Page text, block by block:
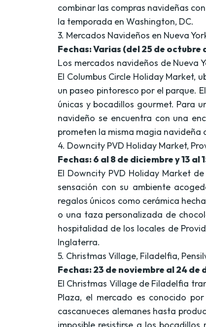
combinar las compras navideñas
la temporada en Washington, DC.
3. Mercados Navideños en Nueva
Fechas: Varias (del 25 de octubre
Los mercados navideños de Nueva
El Columbus Circle Holiday Market,
un paseo pintoresco por el parque.
únicas y bocadillos gourmet. Para
navideño se encuentra con una
prometen la misma magia navideña
4. Downcity PVD Holiday Market,
Fechas: 6 al 8 de diciembre y 13 al
El Downcity PVD Holiday Market
sensación con su ambiente
regalos únicos como cerámica
o una taza personalizada de
hospitalidad de los locales de
Inglaterra.
5. Christmas Village, Filadelfia,
Fechas: 23 de noviembre al 24 de
El Christmas Village de Filadelfia
Plaza, el mercado es conocido
cascanueces alemanes hasta